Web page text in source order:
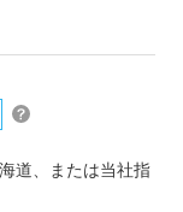
道、または当社指